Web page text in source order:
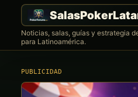
Noticias, salas, guías y estrategia
para Latinoamérica.
PUBLICIDAD